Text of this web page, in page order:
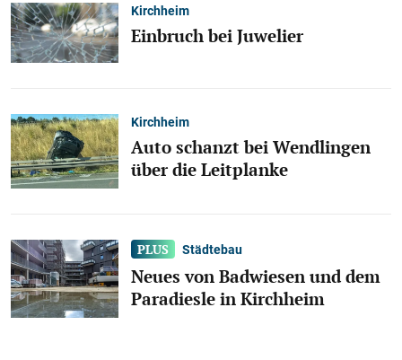
Kirchheim
Einbruch bei Juwelier
Kirchheim
Auto schanzt bei Wendlingen
über die Leitplanke
Städtebau
Neues von Badwiesen und dem
Paradiesle in Kirchheim